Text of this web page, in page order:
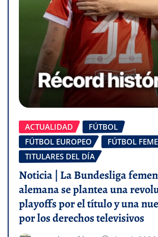
ACTUALIDAD
FÚTBOL
FÚTBOL EUROPEO
FÚTBOL
TITULARES DEL DÍA
Noticia | La Bundesliga
alemana se plantea una
playoffs por el título y una
por los derechos televisivos